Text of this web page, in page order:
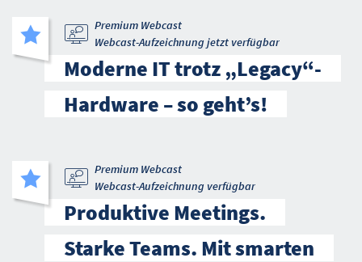
Premium Webcast
Webcast-Aufzeichnung jetzt verfügbar
Moderne IT trotz „Legacy“-
Hardware – so geht’s!
Premium Webcast
Webcast-Aufzeichnung verfügbar
Produktive Meetings.
Starke Teams. Mit smarten